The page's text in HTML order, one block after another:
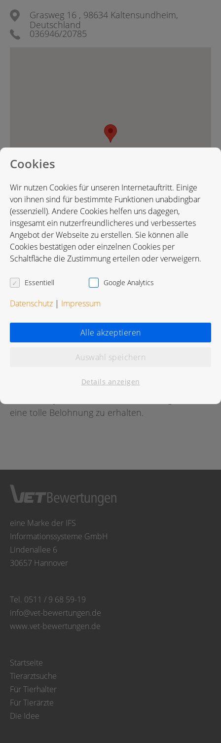
Grasweg 16 , 98634 Kaltensundheim,
Deutschland
036946/20785
Karte in Google Maps öffnen
Bewertungen
Für diese Praxis wurde noch keine Bewertung
eine tolle Belohnung zu erhalten.
eine Marke der IFS
Informationssysteme GmbH
Lindenallee 6
30657 Hannover
Tel. 0511 / 9 68 59-19
info@vet-bewertungen.de
www.vet-bewertungen.de
Startseite
Tierarztsuche
Für Tierhalter
Für Tierärzte
Die Idee
Cookies
Wir nutzen Cookies für unseren Internetauftritt. Einige
von ihnen sind für bestimmte Funktionen unabdingbar
(essenziell). Andere Cookies helfen uns dagegen,
insgesamt ein nutzerfreundlicheres und verbessertes
Angebot der Webseite zu erstellen. Sie können alle
Cookies bestätigen oder einzelnen Cookies per
Schaltfläche die Zustimmung erteilen oder verweigern.
Essentiell Google Analytics
Datenschutz | Impressum
Alle akzeptieren
Auswahl speichern
Details anzeigen